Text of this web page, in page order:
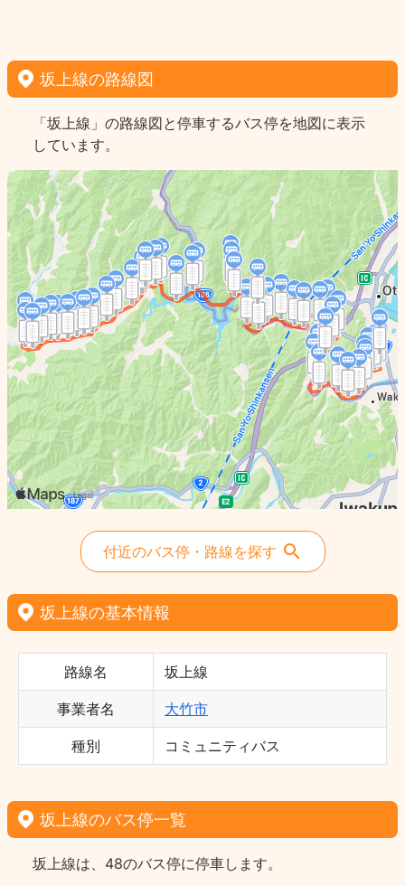
坂上線の路線図
「坂上線」の路線図と停車するバス停を地図に表示
しています。
付近のバス停・路線を探す
坂上線の基本情報
路線名 坂上線
事業者名 大竹市
種別 コミュニティバス
坂上線のバス停一覧
坂上線は、48のバス停に停車します。